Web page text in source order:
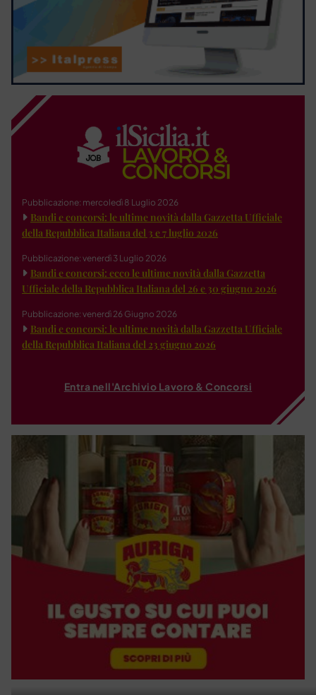
Pubblicazione: mercoledì 8 Luglio 2026
Bandi e concorsi: le ultime novità dalla Gazzetta Ufficiale
della Repubblica Italiana del 3 e 7 luglio 2026
Pubblicazione: venerdì 3 Luglio 2026
Bandi e concorsi: ecco le ultime novità dalla Gazzetta
Ufficiale della Repubblica Italiana del 26 e 30 giugno 2026
Pubblicazione: venerdì 26 Giugno 2026
Bandi e concorsi: le ultime novità dalla Gazzetta Ufficiale
della Repubblica Italiana del 23 giugno 2026
Entra nell'Archivio Lavoro & Concorsi